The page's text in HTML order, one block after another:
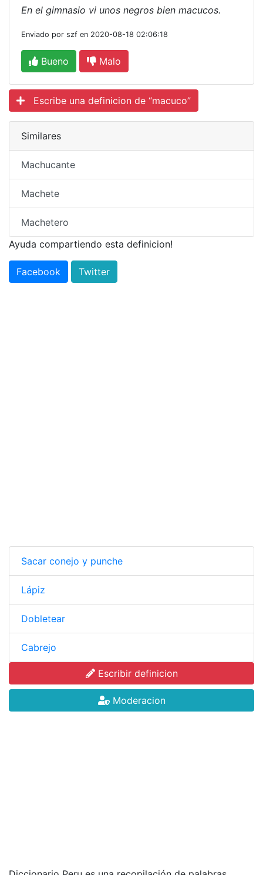
En el gimnasio vi unos negros bien macucos.
Enviado por szf en 2020-08-18 02:06:18
Bueno Malo
Escribe una definicion de “macuco”
Similares
Machucante
Machete
Machetero
Ayuda compartiendo esta definicion!
Facebook Twitter
Sacar conejo y punche
Lápiz
Dobletear
Cabrejo
Escribir definicion
Moderacion